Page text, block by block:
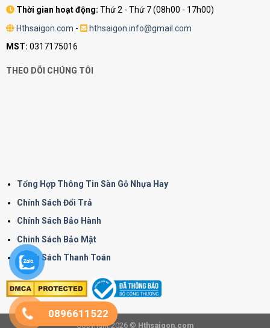
Thời gian hoạt động: Thứ 2 - Thứ 7 (08h00 - 17h00)
Hthsaigon.com -
hthsaigon.info@gmail.com
MST: 0317175016
THEO DÕI CHÚNG TÔI
Tổng Hợp Thông Tin Sàn Gỗ Nhựa Hay
Chính Sách Đổi Trả
Chính Sách Bảo Hành
Chinh Sách Bảo Mật
Chính Sách Thanh Toán
Copyright 2026 © Hthsaigon.com
0896611522